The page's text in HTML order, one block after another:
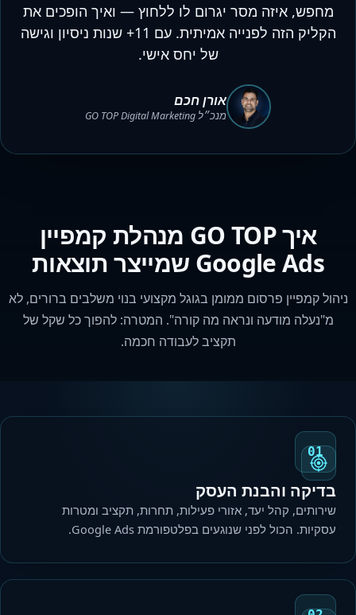
מחפש, איזה מסר יגרום לו ללחוץ — ואיך הופכים את
הקליק הזה לפנייה אמיתית. עם 11+ שנות ניסיון וגישה
של יחס אישי.
אורן חכם
מנכ״לGO TOP Digital Marketing
איך GO TOP מנהלת קמפיין
Google Ads שמייצר תוצאות
ניהול קמפיין פרסום ממומן בגוגל מקצועי בנוי משלבים ברורים, לא
מ"נעלה מודעה ונראה מה קורה". המטרה: להפוך כל שקל של
תקציב לעבודה חכמה.
01
בדיקה והבנת העסק
שירותים, קהל יעד, אזורי פעילות, תחרות, תקציב ומטרות
עסקיות. הכול לפני שנוגעים בפלטפורמת Google Ads.